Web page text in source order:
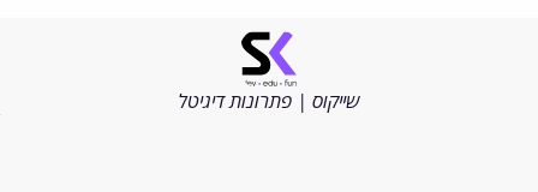
שייקוס | פתרונות דיגיטל
שמורות